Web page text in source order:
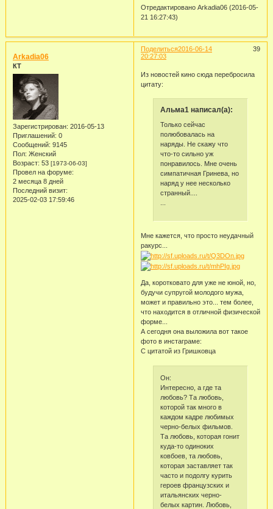
Отредактировано Arkadia06 (2016-05-
21 16:27:43)
Поделиться 39
2016-06-14
20:27:03
Arkadia06
КТ
Зарегистрирован: 2016-05-13
Приглашений: 0
Сообщений: 9145
Пол: Женский
Возраст: 53 [1973-06-03]
Провел на форуме:
2 месяца 8 дней
Последний визит:
2025-02-03 17:59:46
Из новостей кино сюда перебросила
цитату:
Альма1 написал(а):
Только сейчас
полюбовалась на
наряды. Не скажу что
что-то сильно уж
понравилось. Мне очень
симпатичная Гринева, но
наряд у нее несколько
странный....
Мне кажется, что просто неудачный
ракурс...
Да, коротковато для уже не юной, но,
будучи супругой молодого мужа,
может и правильно это... тем более,
что находится в отличной физической
форме...
А сегодня она выложила вот такое
фото в инстаграме:
С цитатой из Гришковца
Он:
Интересно, а где та
любовь? Та любовь,
которой так много в
каждом кадре любимых
черно-белых фильмов.
Та любовь, которая гонит
куда-то одиноких
ковбоев, та любовь,
которая заставляет так
часто и подолгу курить
героев французских и
итальянских черно-
белых картин. Любовь,